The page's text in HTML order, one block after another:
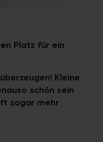
Platz für ein
Kleine
schön sein
sogar mehr